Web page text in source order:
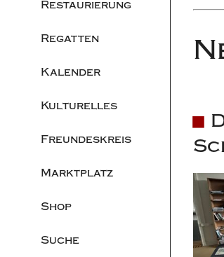
Restaurierung
Regatten
Kalender
Kulturelles
Freundeskreis
Marktplatz
Shop
Suche